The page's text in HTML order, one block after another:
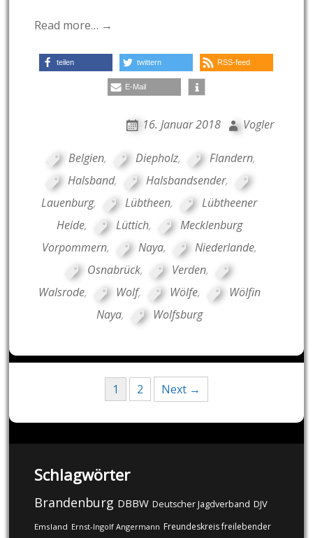
Read more… →
teilen twittern RSS-feed
E-Mail
16. Januar 2018 Vogler
Belgien, Diepholz, Flandern,
Halsband, Halsbandsender,
Lauenburg, Lübtheen,
Lübtheener
Heide, Lüttich,
Mecklenburg
Vorpommern, Naya, Niederlande,
Osnabrück, Verden,
Walsrode, Wolf, Wölfe,
Wölfin
Naya, Wolfsburg
navigation
1 2 Next →
Schlagwörter
Brandenburg DBBW Deutscher Jagdverband DJV
Emsland Ernst-Ingolf Angermann Freundeskreis freilebender